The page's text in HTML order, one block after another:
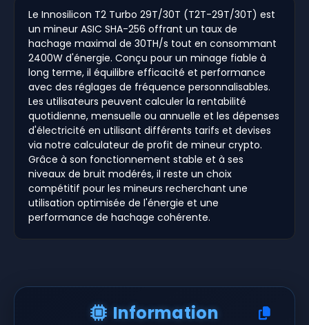
Le Innosilicon T2 Turbo 29T/30T (T2T-29T/30T) est
un mineur ASIC SHA-256 offrant un taux de
hachage maximal de 30TH/s tout en consommant
2400W d'énergie. Conçu pour un minage fiable à
long terme, il équilibre efficacité et performance
avec des réglages de fréquence personnalisables.
Les utilisateurs peuvent calculer la rentabilité
quotidienne, mensuelle ou annuelle et les dépenses
d'électricité en utilisant différents tarifs et devises
via notre calculateur de profit de mineur crypto.
Grâce à son fonctionnement stable et à ses
niveaux de bruit modérés, il reste un choix
compétitif pour les mineurs recherchant une
utilisation optimisée de l'énergie et une
performance de hachage cohérente.
Information